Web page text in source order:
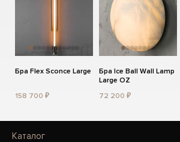
Бра Flex Sconce Large
158 700 ₽
Бра Ice Ball Wall Lamp
Large OZ
72 200 ₽
Каталог